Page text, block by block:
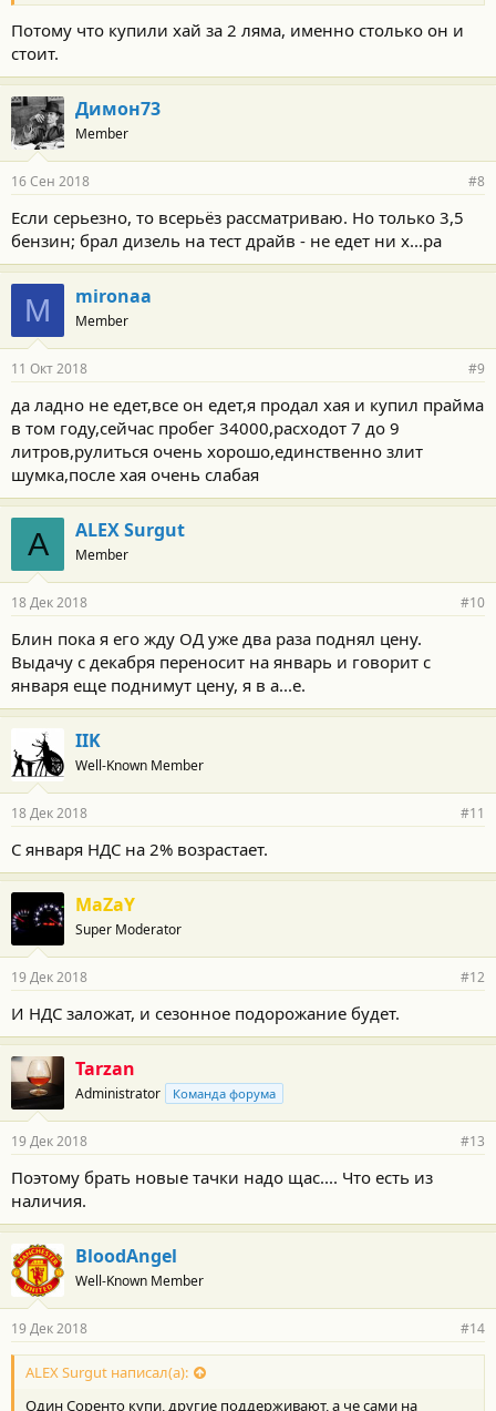
Потому что купили хай за 2 ляма, именно столько он и
стоит.
Димон73
Member
16 Сен 2018 #8
Если серьезно, то всерьёз рассматриваю. Но только 3,5
бензин; брал дизель на тест драйв - не едет ни х...ра
M mironaa
Member
11 Окт 2018 #9
да ладно не едет,все он едет,я продал хая и купил прайма
в том году,сейчас пробег 34000,расходот 7 до 9
литров,рулиться очень хорошо,единственно злит
шумка,после хая очень слабая
A ALEX Surgut
Member
18 Дек 2018 #10
Блин пока я его жду ОД уже два раза поднял цену.
Выдачу с декабря переносит на январь и говорит с
января еще поднимут цену, я в а...е.
IIK
Well-Known Member
18 Дек 2018 #11
С января НДС на 2% возрастает.
MaZaY
Super Moderator
19 Дек 2018 #12
И НДС заложат, и сезонное подорожание будет.
Tarzan
Administrator Команда форума
19 Дек 2018 #13
Поэтому брать новые тачки надо щас.... Что есть из
наличия.
BloodAngel
Well-Known Member
19 Дек 2018 #14
ALEX Surgut написал(а):
Один Соренто купи, другие поддерживают, а че сами на